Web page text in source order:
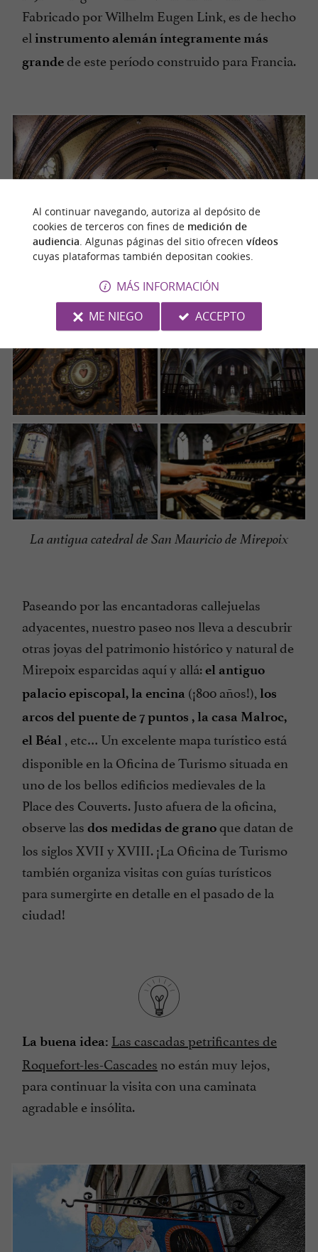
Fabricado por Wilhelm Eugen Link, es de hecho
el instrumento alemán íntegramente más
grandede este período construido para Francia.
La antigua catedral de San Mauricio de Mirepoix
Paseando por las encantadoras callejuelas
adyacentes, nuestro paseo nos lleva a descubrir
otras joyas del patrimonio histórico y natural de
Mirepoix esparcidas aquí y allá:el antiguo
palacio episcopal, la encina (¡800 años!), los
arcos del puente de 7 puntos , la casa Malroc,
el Béal , etc… Un excelente mapa turístico está
disponible en la Oficina de Turismo situada en
uno de los bellos edificios medievales de la
Place des Couverts. Justo afuera de la oficina,
observe las dos medidas de granoque datan de
los siglos XVII y XVIII. ¡La Oficina de Turismo
también organiza visitas con guías turísticos
para sumergirte en detalle en el pasado de la
ciudad!
La buena idea: Las cascadas petrificantes de
Roquefort-les-Cascades no están muy lejos,
para continuar la visita con una caminata
agradable e insólita.
Al continuar navegando, autoriza al depósito de
cookies de terceros con fines de medición de
audiencia. Algunas páginas del sitio ofrecen vídeos
cuyas plataformas también depositan cookies.
MÁS INFORMACIÓN
ME NIEGO
ACCEPTO